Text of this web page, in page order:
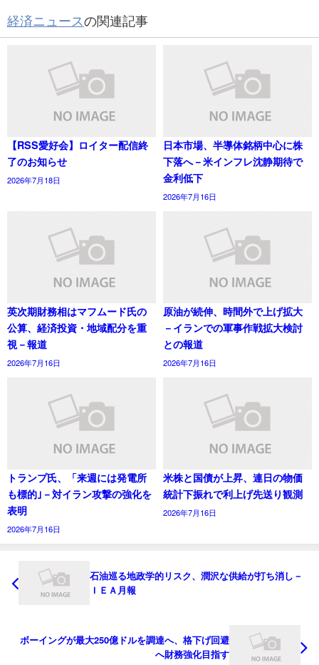
経済ニュースの関連記事
【RSS愛好会】ロイター配信終
了のお知らせ
2026年7月18日
日本市場、半導体銘柄中心に株
下落へ－米インフレ沈静期待で
金利低下
2026年7月16日
英次期財務相はマフムード氏の
公算、経済投資・地域配分を重
視－報道
2026年7月16日
原油が続伸、時間外で上げ拡大
－イランでの軍事作戦拡大検討
との報道
2026年7月16日
トランプ氏、「来週には発電所
も標的｣－対イラン攻撃の強化を
表明
2026年7月16日
米株と国債が上昇、連日の物価
統計下振れで利上げ先送り観測
2026年7月16日
石油巡る地政学的リスク、潤沢な供給が打ち消し－
ＩＥＡ月報
ボーイングが最大250億ドルを調達へ、格下げ回避
へ財務強化目指す